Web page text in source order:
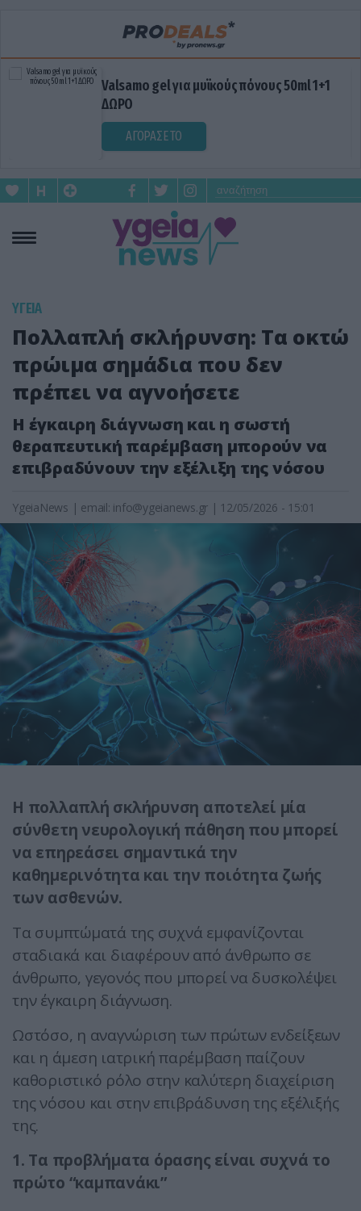
μυϊκούς πόνους 50ml 1+1
Blue Gel:
ΥΓΕΙΑ
Πολλαπλή σκλήρυνση: Τα οκτώ
πρώιμα σημάδια που δεν
πρέπει να αγνοήσετε
Η έγκαιρη διάγνωση και η σωστή
θεραπευτική παρέμβαση μπορούν να
επιβραδύνουν την εξέλιξη της νόσου
YgeiaNews | email: info@ygeianews.gr | 12/05/2026 - 15:01
Η πολλαπλή σκλήρυνση αποτελεί μία
σύνθετη νευρολογική πάθηση που μπορεί
να επηρεάσει σημαντικά την
καθημερινότητα και την ποιότητα ζωής
των ασθενών.
Τα συμπτώματά της συχνά εμφανίζονται
σταδιακά και διαφέρουν από άνθρωπο σε
άνθρωπο, γεγονός που μπορεί να δυσκολέψει
την έγκαιρη διάγνωση.
Ωστόσο, η αναγνώριση των πρώτων ενδείξεων
και η άμεση ιατρική παρέμβαση παίζουν
καθοριστικό ρόλο στην καλύτερη διαχείριση
της νόσου και στην επιβράδυνση της εξέλιξής
της.
1. Τα προβλήματα όρασης είναι συχνά το
πρώτο “καμπανάκι”